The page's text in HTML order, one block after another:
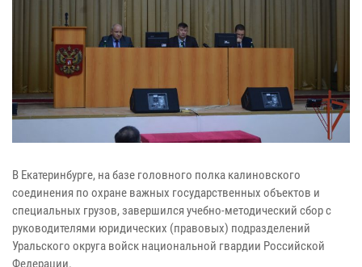
В Екатеринбурге, на базе головного полка калиновского
соединения по охране важных государственных объектов и
специальных грузов, завершился учебно-методический сбор с
руководителями юридических (правовых) подразделений
Уральского округа войск национальной гвардии Российской
Федерации.